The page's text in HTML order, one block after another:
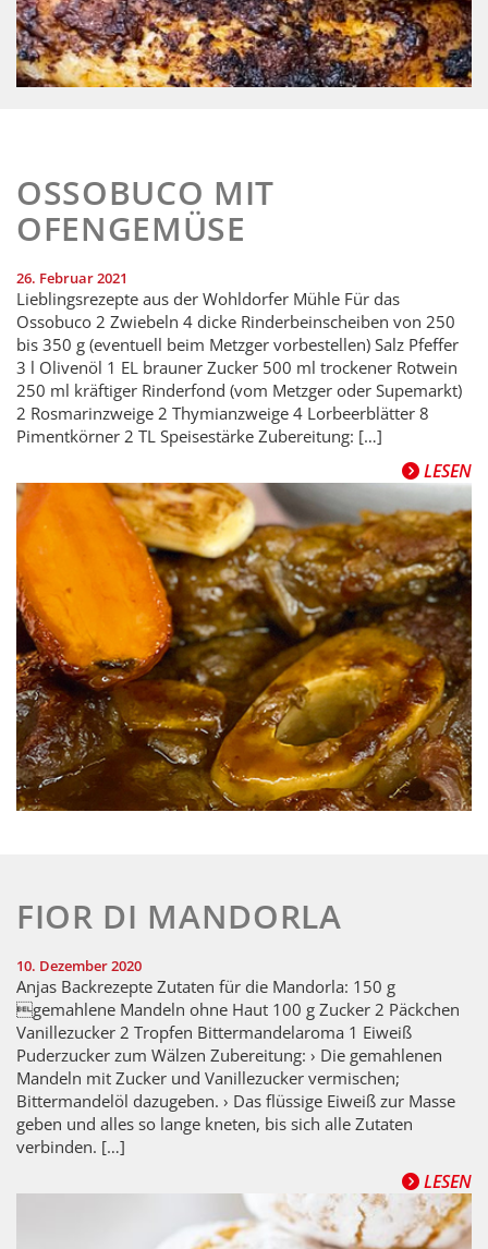
OSSOBUCO MIT
OFENGEMÜSE
26. Februar 2021
Lieblingsrezepte aus der Wohldorfer Mühle Für das
Ossobuco 2 Zwiebeln 4 dicke Rinderbeinscheiben von 250
bis 350 g (eventuell beim Metzger vorbestellen) Salz Pfeffer
3 l Olivenöl 1 EL brauner Zucker 500 ml trockener Rotwein
250 ml kräftiger Rinderfond (vom Metzger oder Supemarkt)
2 Rosmarinzweige 2 Thymianzweige 4 Lorbeerblätter 8
Pimentkörner 2 TL Speisestärke Zubereitung: […]
LESEN
FIOR DI MANDORLA
10. Dezember 2020
Anjas Backrezepte Zutaten für die Mandorla: 150 g
gemahlene Mandeln ohne Haut 100 g Zucker 2 Päckchen
Vanillezucker 2 Tropfen Bittermandelaroma 1 Eiweiß
Puderzucker zum Wälzen Zubereitung: › Die gemahlenen
Mandeln mit Zucker und Vanillezucker vermischen;
Bittermandelöl dazugeben. › Das flüssige Eiweiß zur Masse
geben und alles so lange kneten, bis sich alle Zutaten
verbinden. […]
LESEN